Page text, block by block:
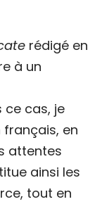
rédigé en
à un
ce cas, je
en
attentes
ainsi les
tout en